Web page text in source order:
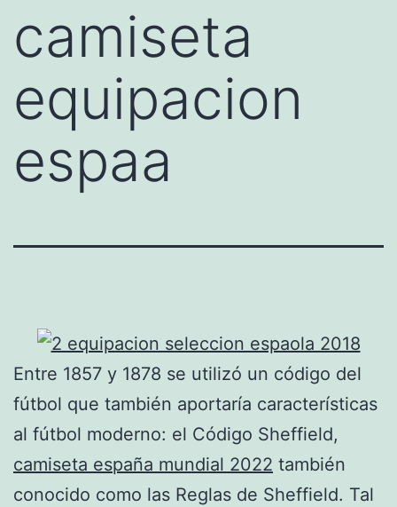
camiseta
equipacion
espaa
Entre 1857 y 1878 se utilizó un código del
fútbol que también aportaría características
al fútbol moderno: el Código Sheffield,
camiseta españa mundial 2022 también
conocido como las Reglas de Sheffield. Tal